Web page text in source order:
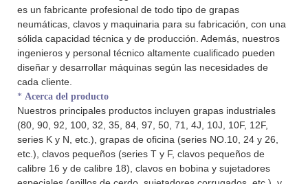
es un fabricante profesional de todo tipo de grapas
neumáticas, clavos y maquinaria para su fabricación, con una
sólida capacidad técnica y de producción. Además, nuestros
ingenieros y personal técnico altamente cualificado pueden
diseñar y desarrollar máquinas según las necesidades de
cada cliente.
* Acerca del producto
Nuestros principales productos incluyen grapas industriales
(80, 90, 92, 100, 32, 35, 84, 97, 50, 71, 4J, 10J, 10F, 12F,
series K y N, etc.), grapas de oficina (series NO.10, 24 y 26,
etc.), clavos pequeños (series T y F, clavos pequeños de
calibre 16 y de calibre 18), clavos en bobina y sujetadores